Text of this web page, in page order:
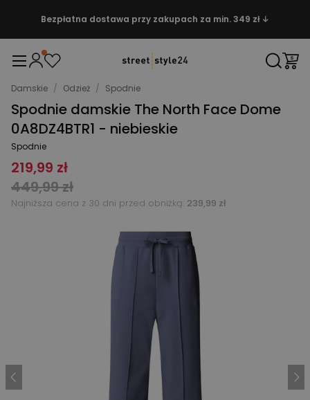
Bezpłatna dostawa przy zakupach za min. 349 zł ↓
Damskie / Odzież / Spodnie
Spodnie damskie The North Face Dome
0A8DZ4BTR1 - niebieskie
Spodnie
219,99 zł
449,99 zł
Najniższa cena z 30 dni przed obniżką: 239,99 zł